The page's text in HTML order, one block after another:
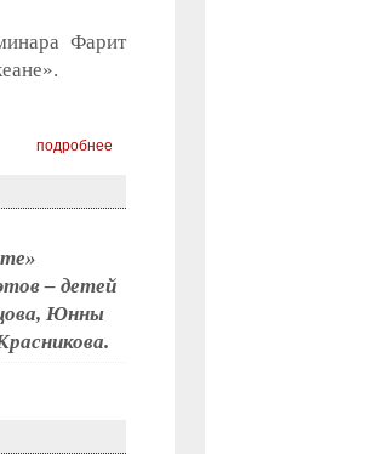
Фарит
подробнее
– детей
Юнны